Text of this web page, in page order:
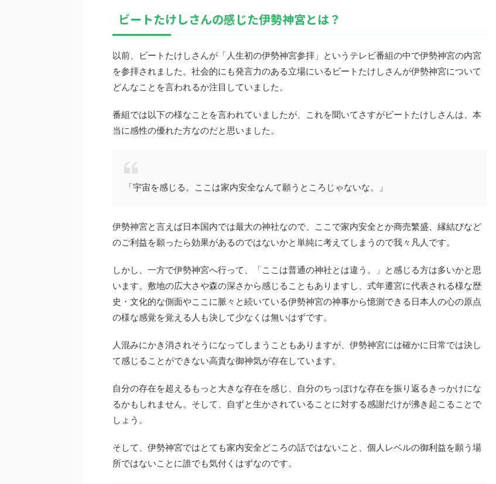
ビートたけしさんの感じた伊勢神宮とは？
以前、ビートたけしさんが「人生初の伊勢神宮参拝」というテレビ番組の中で伊勢神宮の内宮
を参拝されました。社会的にも発言力のある立場にいるビートたけしさんが伊勢神宮について
どんなことを言われるか注目していました。
番組では以下の様なことを言われていましたが、これを聞いてさすがビートたけしさんは、本
当に感性の優れた方なのだと思いました。
「宇宙を感じる。ここは家内安全なんて願うところじゃないな。」
伊勢神宮と言えば日本国内では最大の神社なので、ここで家内安全とか商売繁盛、縁結びなど
のご利益を願ったら効果があるのではないかと単純に考えてしまうので我々凡人です。
しかし、一方で伊勢神宮へ行って、「ここは普通の神社とは違う。」と感じる方は多いかと思
います。敷地の広大さや森の深さから感じることもありますし、式年遷宮に代表される様な歴
史・文化的な側面やここに脈々と続いている伊勢神宮の神事から憶測できる日本人の心の原点
の様な感覚を覚える人も決して少なくは無いはずです。
人混みにかき消されそうになってしまうこともありますが、伊勢神宮には確かに日常では決し
て感じることができない高貴な御神気が存在しています。
自分の存在を超えるもっと大きな存在を感じ、自分のちっぽけな存在を振り返るきっかけにな
るかもしれません。そして、自ずと生かされていることに対する感謝だけが沸き起こることで
しょう。
そして、伊勢神宮ではとても家内安全どころの話ではないこと、個人レベルの御利益を願う場
所ではないことに誰でも気付くはずなのです。